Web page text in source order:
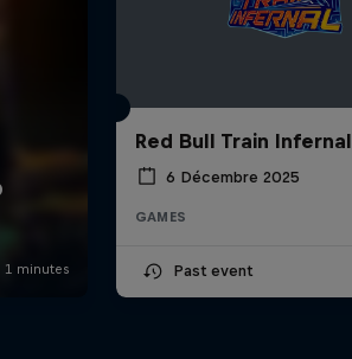
Red Bull Train Infernal
6 Décembre 2025
GAMES
Past event